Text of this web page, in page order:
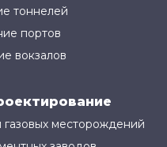
тоннелей
портов
вокзалов
месторождений